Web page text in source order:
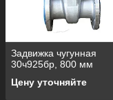
Задвижка чугунная
30ч925бр, 800 мм
Цену уточняйте